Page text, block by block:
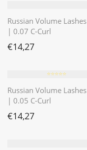
Russian Volume Lashes
| 0.07 C-Curl
€14,27
⭐️⭐️⭐️⭐️⭐️
Russian Volume Lashes
| 0.05 C-Curl
€14,27